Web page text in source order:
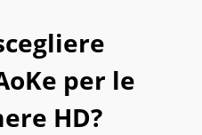
per le
HD?